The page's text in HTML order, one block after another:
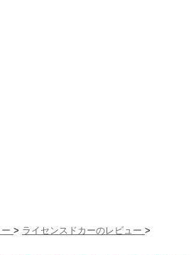
> ライセンスドカーのレビュー >